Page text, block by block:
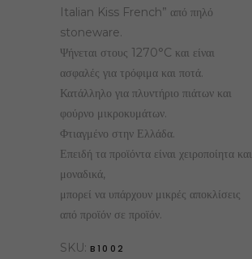
Italian Kiss French” από πηλό
stoneware.
Ψήνεται στους 1270°C και είναι
ασφαλές για τρόφιμα και ποτά.
Κατάλληλο για πλυντήριο πιάτων και
φούρνο μικροκυμάτων.
Φτιαγμένο στην Ελλάδα.
Επειδή τα προϊόντα είναι χειροποίητα και
μοναδικά,
μπορεί να υπάρχουν μικρές αποκλίσεις
από προϊόν σε προϊόν.
SKU: B1002